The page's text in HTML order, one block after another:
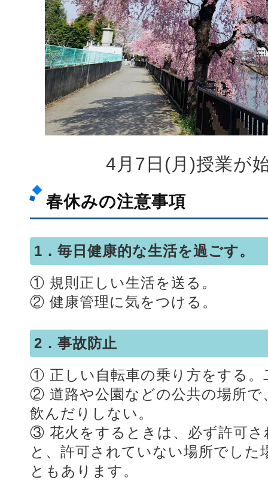
4月7日(月)授業が
春休みの注意事項
1．毎日健康的な生活を過ごす。
① 規則正しい生活を送る。
② 健康管理に気をつける。
2．事故防止
① 正しい自転車の乗り方をする。
② 道路や公園などの公共の場所で
飲んだりしない。
③ 花火をするときは、必ず許可
と、許可されていない場所でした
ともあります。